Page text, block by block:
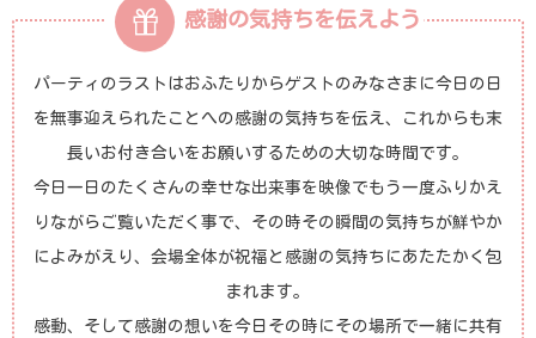
感謝の気持ちを伝えよう
パーティのラストはおふたりからゲストのみなさまに今日の日
を無事迎えられたことへの感謝の気持ちを伝え、これからも末
長いお付き合いをお願いするための大切な時間です。
今日一日のたくさんの幸せな出来事を映像でもう一度ふりかえ
りながらご覧いただく事で、その時その瞬間の気持ちが鮮やか
によみがえり、会場全体が祝福と感謝の気持ちにあたたかく包
まれます。
感動、そして感謝の想いを今日その時にその場所で一緒に共有